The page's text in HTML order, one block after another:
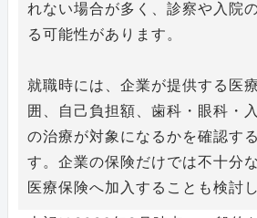
れない場合が多く、診察や入院
る可能性があります。
就職時には、企業が提供する医
囲、自己負担額、歯科・眼科・
の治療が対象になるかを確認す
す。企業の保険だけでは不十分
医療保険へ加入することも検討